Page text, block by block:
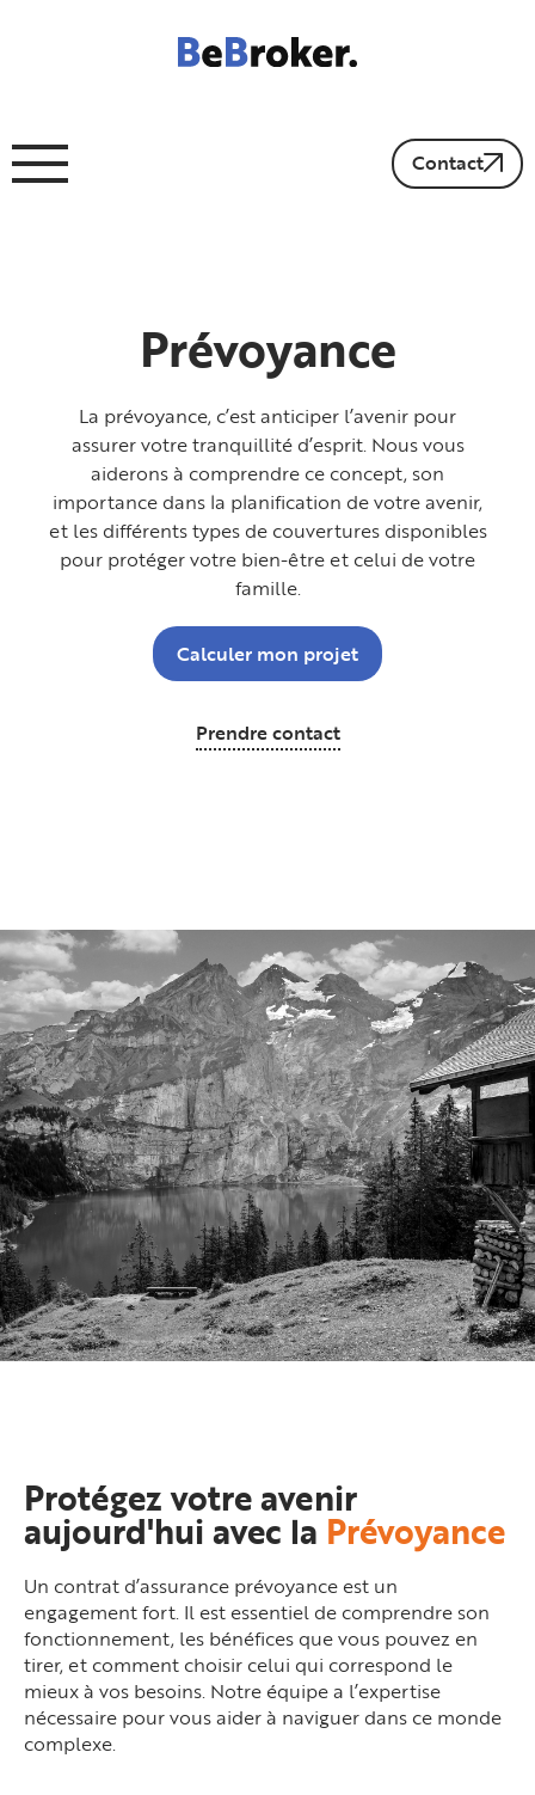
Contact
Prévoyance
La prévoyance, c’est anticiper l’avenir pour
assurer votre tranquillité d’esprit. Nous vous
aiderons à comprendre ce concept, son
importance dans la planification de votre avenir,
et les différents types de couvertures disponibles
pour protéger votre bien-être et celui de votre
famille.
Calculer mon projet
Prendre contact
Protégez votre avenir
aujourd'hui avec la Prévoyance
Un contrat d’assurance prévoyance est un
engagement fort. Il est essentiel de comprendre son
fonctionnement, les bénéfices que vous pouvez en
tirer, et comment choisir celui qui correspond le
mieux à vos besoins. Notre équipe a l’expertise
nécessaire pour vous aider à naviguer dans ce monde
complexe.